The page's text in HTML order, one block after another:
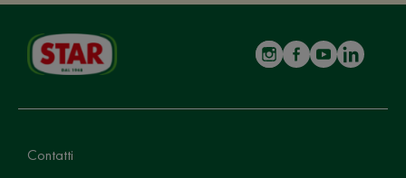
Contatti